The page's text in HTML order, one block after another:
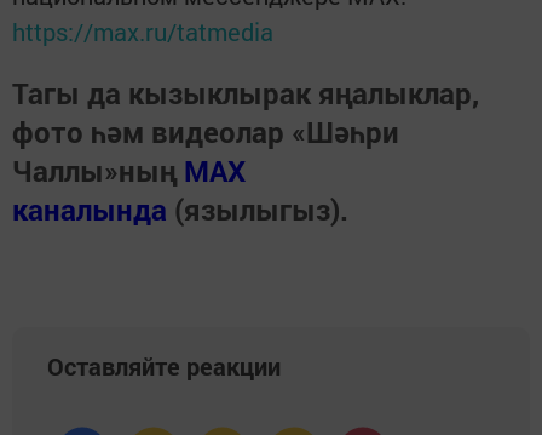
https://max.ru/tatmedia
Тагы да кызыклырак яңалыклар,
фото һәм видеолар «Шәһри
Чаллы»ның MAX
каналында (язылыгыз).
Оставляйте реакции